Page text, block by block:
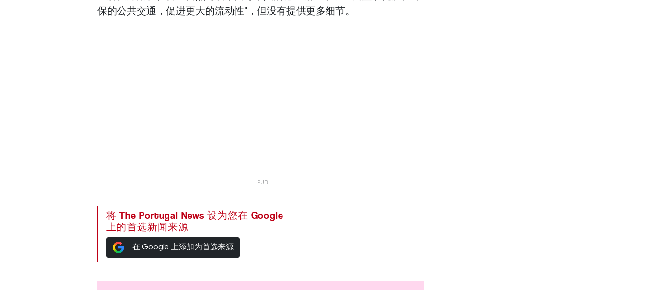
保的公共交通，促进更大的流动性"，但没有提供更多细节。
将 The Portugal News 设为您在 Google
上的首选新闻来源
在 Google 上添加为首选来源